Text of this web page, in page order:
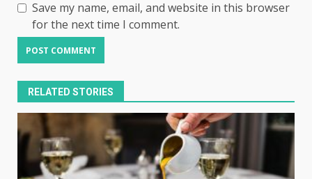
Save my name, email, and website in this browser
for the next time I comment.
RELATED STORIES